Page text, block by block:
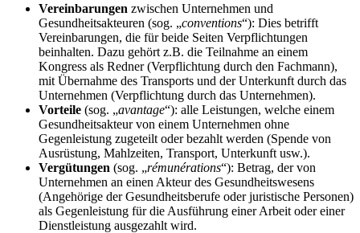
Vereinbarungen zwischen Unternehmen und
Gesundheitsakteuren (sog. „conventions“): Dies betrifft
Vereinbarungen, die für beide Seiten Verpflichtungen
beinhalten. Dazu gehört z.B. die Teilnahme an einem
Kongress als Redner (Verpflichtung durch den Fachmann),
mit Übernahme des Transports und der Unterkunft durch das
Unternehmen (Verpflichtung durch das Unternehmen).
Vorteile (sog. „avantage“): alle Leistungen, welche einem
Gesundheitsakteur von einem Unternehmen ohne
Gegenleistung zugeteilt oder bezahlt werden (Spende von
Ausrüstung, Mahlzeiten, Transport, Unterkunft usw.).
Vergütungen (sog. „rémunérations“): Betrag, der von
Unternehmen an einen Akteur des Gesundheitswesens
(Angehörige der Gesundheitsberufe oder juristische Personen)
als Gegenleistung für die Ausführung einer Arbeit oder einer
Dienstleistung ausgezahlt wird.